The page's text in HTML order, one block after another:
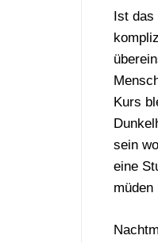
Ist das
Kurs
sein
eine